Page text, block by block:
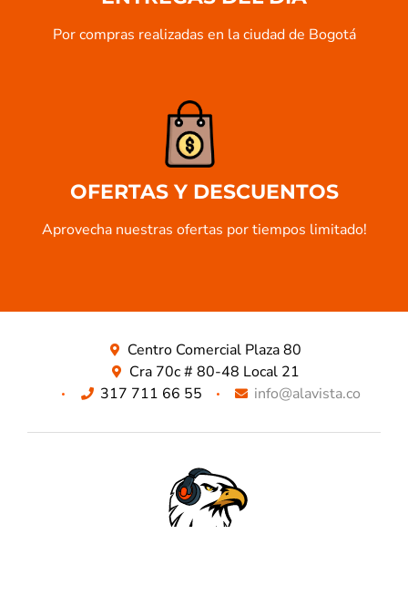
Por compras realizadas en la ciudad de Bogotá
OFERTAS Y DESCUENTOS
Aprovecha nuestras ofertas por tiempos limitado!​
Centro Comercial Plaza 80
Cra 70c # 80-48 Local 21
317 711 66 55
info@alavista.co